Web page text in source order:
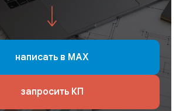
написать в MAX
запросить КП